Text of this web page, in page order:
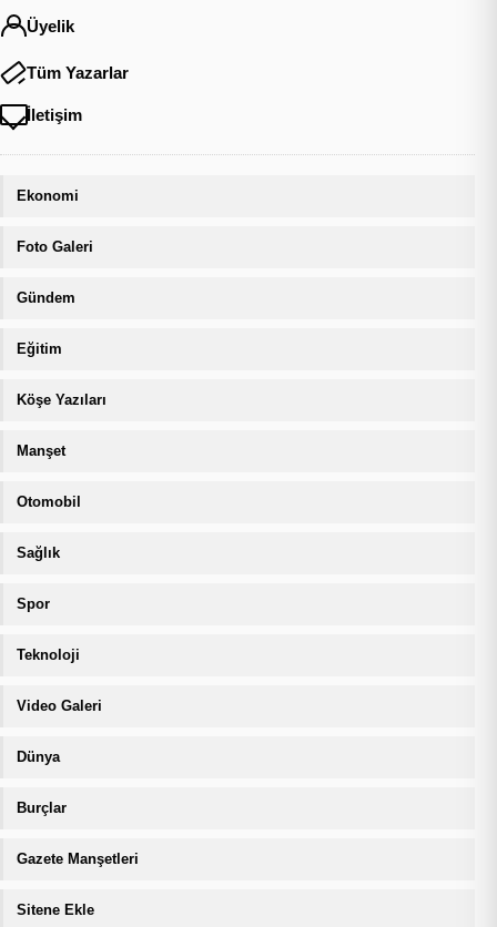
Üyelik
Tüm Yazarlar
İletişim
Ekonomi
Foto Galeri
Gündem
Eğitim
Köşe Yazıları
Manşet
Otomobil
Sağlık
Spor
Teknoloji
Video Galeri
Dünya
Burçlar
Gazete Manşetleri
Sitene Ekle